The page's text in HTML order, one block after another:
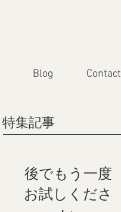
Blog Contact
特集記事
後でもう一度
お試しくださ